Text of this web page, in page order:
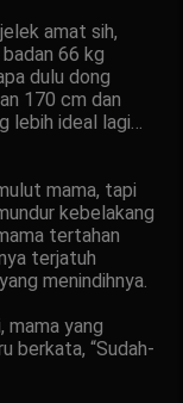
amat sih,
66 kg
dulu dong
170 cm dan
lebih ideal lagi…
mama, tapi
kebelakang
tertahan
terjatuh
menindihnya.
mama yang
berkata, “Sudah-